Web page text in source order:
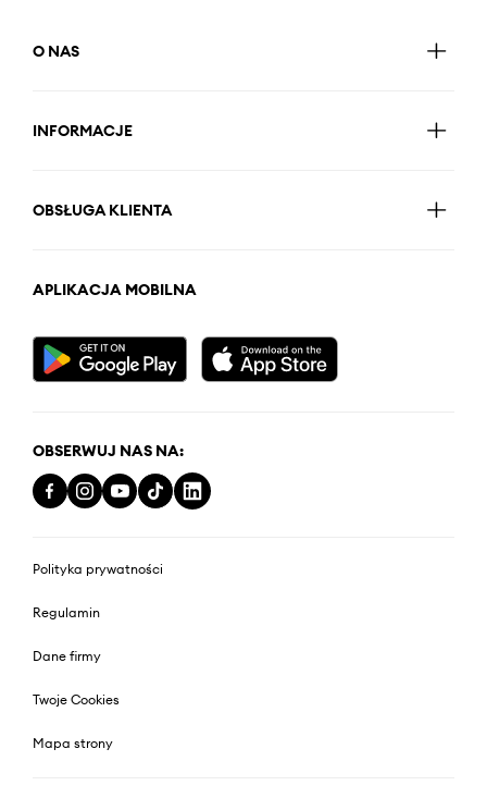
O NAS
INFORMACJE
OBSŁUGA KLIENTA
APLIKACJA MOBILNA
OBSERWUJ NAS NA:
Polityka prywatności
Regulamin
Dane firmy
Twoje Cookies
Mapa strony